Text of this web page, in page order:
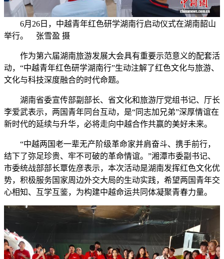
6月26日，中越青年红色研学湖南行启动仪式在湖南韶山
举行。 张雪盈 摄
作为第六届湖南旅游发展大会具有重要示范意义的配套活
动，“中越青年红色研学湖南行”生动注解了红色文化与旅游、
文化与科技深度融合的时代命题。
湖南省委宣传部副部长、省文化和旅游厅党组书记、厅长
李爱武表示，两国青年同台互动，是“同志加兄弟”深厚情谊在
新时代的延续与升华，必将走向中越合作共赢的美好未来。
“中越两国老一辈无产阶级革命家并肩奋斗、携手前行，
结下了弥足珍贵、牢不可破的革命情谊。”湘潭市委副书记、
市委统战部部长覃佐彦表示，本次活动是湖南发挥红色文化优
势，积极服务国家周边外交大局的生动实践，希望两国青年交
心相知、互学互鉴，为构建中越命运共同体凝聚青春力量。